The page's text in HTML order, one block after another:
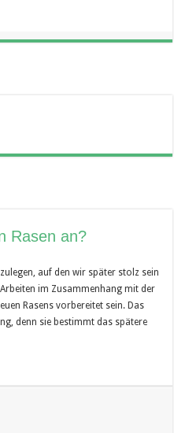
Rasen an?
auf den wir später stolz sein
im Zusammenhang mit der
Rasens vorbereitet sein. Das
denn sie bestimmt das spätere